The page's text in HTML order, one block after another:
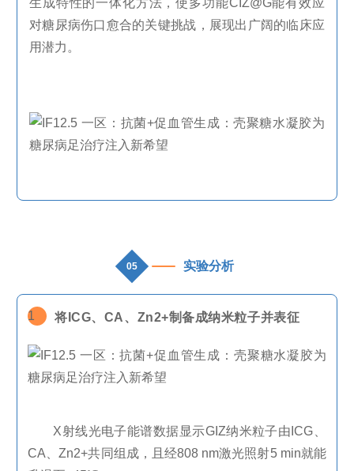
生成特性的一体化方法，使多功能CIZ@G能有效应
对糖尿病伤口愈合的关键挑战，展现出广阔的临床应
用潜力。
05 实验分析
1 将 ICG、 CA、 Zn2+制备成纳米粒子并表征
X射线光电子能谱数据显示GIZ纳米粒子由 ICG
CA 、Zn2+共同组成，且经808 nm激光照射5 min就能